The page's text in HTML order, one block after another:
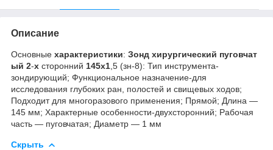
Описание
Основные характеристики: Зонд хирургический пуговчат
ый 2-х сторонний 145х1 ,5 (зн-8): Тип инструмента-
зондирующий; Функциональное назначение-для
исследования глубоких ран, полостей и свищевых ходов;
Подходит для многоразового применения; Прямой; Длина —
145 мм; Характерные особенности-двухсторонний; Рабочая
часть — пуговчатая; Диаметр — 1 мм
Скрыть